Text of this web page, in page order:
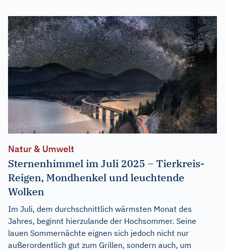
Natur & Umwelt
Sternenhimmel im Juli 2025 – Tierkreis-
Reigen, Mondhenkel und leuchtende
Wolken
Im Juli, dem durchschnittlich wärmsten Monat des
Jahres, beginnt hierzulande der Hochsommer. Seine
lauen Sommernächte eignen sich jedoch nicht nur
außerordentlich gut zum Grillen, sondern auch, um